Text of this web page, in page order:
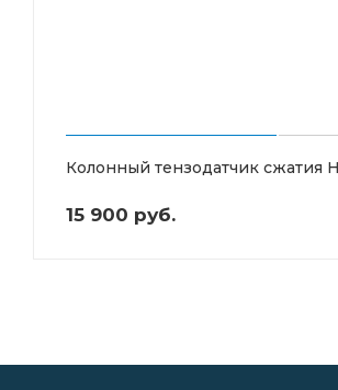
Колонный тензодатчик сжатия
15 900 руб.